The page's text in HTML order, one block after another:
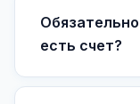
есть счет?